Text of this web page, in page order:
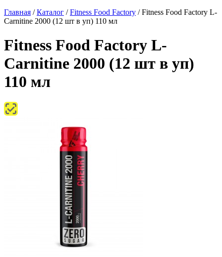
Главная /Каталог /Fitness Food Factory /Fitness Food Factory L-
Сarnitine 2000 (12 шт в уп) 110 мл
Fitness Food Factory L-
Сarnitine 2000 (12 шт в уп)
110 мл